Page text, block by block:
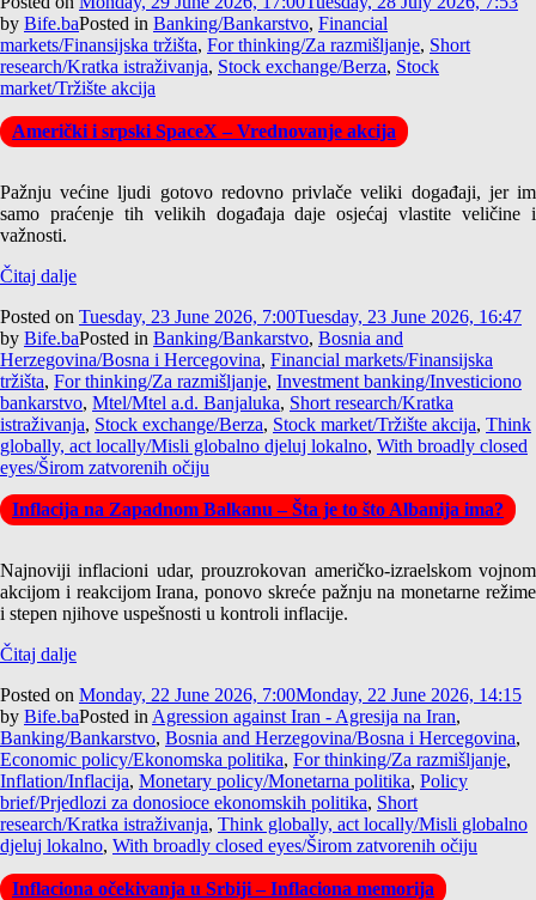
by Bife.baPosted in Banking/Bankarstvo, Financial
markets/Finansijska tržišta, For thinking/Za razmišljanje, Short
research/Kratka istraživanja, Stock exchange/Berza, Stock
market/Tržište akcija
Američki i srpski SpaceX – Vrednovanje akcija
Pažnju većine ljudi gotovo redovno privlače veliki događaji, jer im
samo praćenje tih velikih događaja daje osjećaj vlastite veličine i
važnosti.
Čitaj dalje
Posted on Tuesday, 23 June 2026, 7:00Tuesday, 23 June 2026, 16:47
by Bife.baPosted in Banking/Bankarstvo, Bosnia and
Herzegovina/Bosna i Hercegovina, Financial markets/Finansijska
tržišta, For thinking/Za razmišljanje, Investment banking/Investiciono
bankarstvo, Mtel/Mtel a.d. Banjaluka, Short research/Kratka
istraživanja, Stock exchange/Berza, Stock market/Tržište akcija, Think
globally, act locally/Misli globalno djeluj lokalno, With broadly closed
eyes/Širom zatvorenih očiju
Inflacija na Zapadnom Balkanu – Šta je to što Albanija ima?
Najnoviji inflacioni udar, prouzrokovan američko-izraelskom vojnom
akcijom i reakcijom Irana, ponovo skreće pažnju na monetarne režime
i stepen njihove uspešnosti u kontroli inflacije.
Čitaj dalje
Posted on Monday, 22 June 2026, 7:00Monday, 22 June 2026, 14:15
by Bife.baPosted in Agression against Iran - Agresija na Iran,
Banking/Bankarstvo, Bosnia and Herzegovina/Bosna i Hercegovina,
Economic policy/Ekonomska politika, For thinking/Za razmišljanje,
Inflation/Inflacija, Monetary policy/Monetarna politika, Policy
brief/Prjedlozi za donosioce ekonomskih politika, Short
research/Kratka istraživanja, Think globally, act locally/Misli globalno
djeluj lokalno, With broadly closed eyes/Širom zatvorenih očiju
Inflaciona očekivanja u Srbiji – Inflaciona memorija